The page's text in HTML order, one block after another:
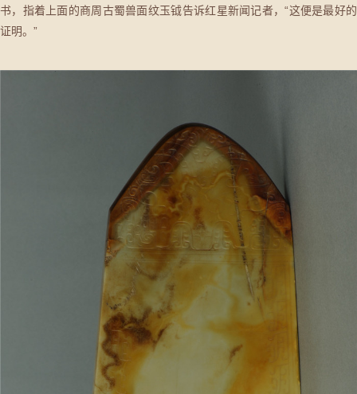
书，指着上面的商周古蜀兽面纹玉钺告诉红星新闻记者，“这便是最好的
证明。”